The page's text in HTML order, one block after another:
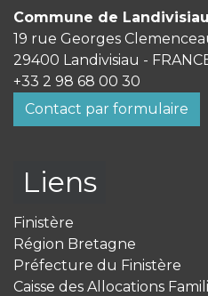
Commune de Landivisiau
19 rue Georges
29400 Landivisiau -
+33 2 98 68 00 30
Contact par formulaire
Liens
Finistère
Région Bretagne
Préfecture du Finistère
Caisse des Allocations